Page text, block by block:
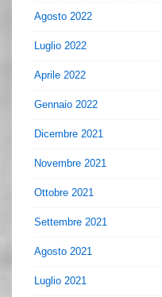
Agosto 2022
Luglio 2022
Aprile 2022
Gennaio 2022
Dicembre 2021
Novembre 2021
Ottobre 2021
Settembre 2021
Agosto 2021
Luglio 2021